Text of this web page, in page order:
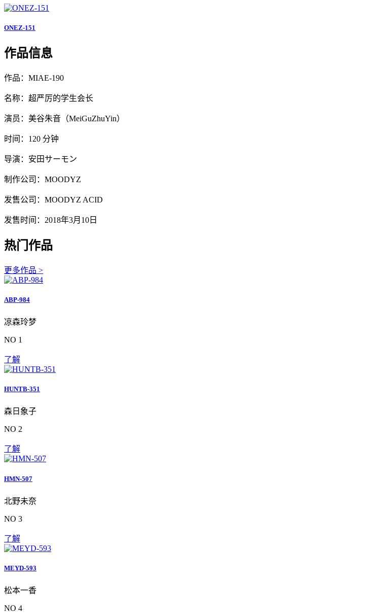
ONEZ-151
作品信息
作品：MIAE-190
名称：超严厉的学生会长
演员：美谷朱音（MeiGuZhuYin）
时间：120 分钟
导演：安田サーモン
制作公司：MOODYZ
发售公司：MOODYZ ACID
发售时间：2018年3月10日
热门作品
更多作品 >
ABP-984
凉森玲梦
NO 1
了解
HUNTB-351
森日象子
NO 2
了解
HMN-507
北野未奈
NO 3
了解
MEYD-593
松本一香
NO 4